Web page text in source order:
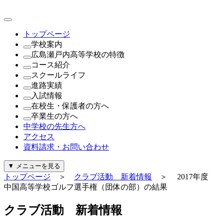
トップページ
学校案内
理事長・学園長・学校長あいさつ
教育方針・校訓
沿革
制服紹介
施設紹介
寄付金について
一般事業主行動計画及び公表内容
広島瀬戸内高等学校の特徴
これが瀬戸内の新常識
コース紹介
（1年次）
進学探究コース
探究コース
（2年次・3年次）
理系探究コース
文系探究コース
進路探究コース
（新設）
ビューティースタイリストコース
スクールライフ
瀬戸内NEWS
年間行事
公開行事日程
クラブ活動
生徒会活動
進路実績
進路実績
進路指導
入試情報
公開行事日程
生徒募集要項
過去問題（PDF）
パンフレット
在校生・保護者の方へ
就学支援金・軽減補助金について
広島県私学関連予算について
奨学金について
給付金について
行事カレンダー
公式Instagram
公式Facebook
証明書の発行について
卒業生の方へ
証明書の発行について
中学校の先生方へ
アクセス
資料請求・お問い合わせ
▼ メニューを見る
トップページ ＞ クラブ活動 新着情報
＞ 2017年度
中国高等学校ゴルフ選手権（団体の部）の結果
ク ラ ブ活動 新着情報